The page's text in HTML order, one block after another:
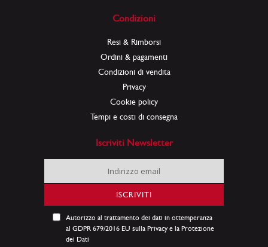
Condizioni
Resi & Rimborsi
Ordini & pagamenti
Condizioni di vendita
Privacy
Cookie policy
Tempi e costi di consegna
Iscriviti Newsletter
Iscriviti
alla
nostra
ISCRIVITI
Autorizzo al trattamento dei dati in ottemperanza
al GDPR 679/2016 EU sulla Privacy e la Protezione
dei Dati